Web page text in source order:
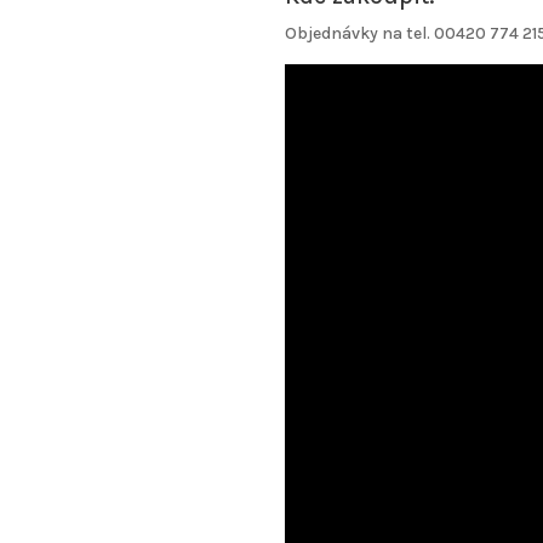
Objednávky na tel. 00420 774